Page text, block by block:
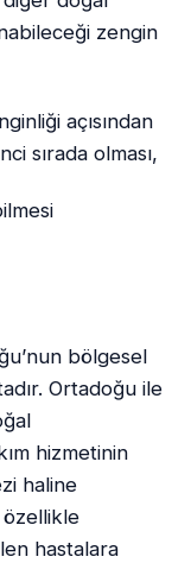
zengin
açısından
sırada olması,
bölgesel
Ortadoğu ile
hizmetinin
haline
hastalara